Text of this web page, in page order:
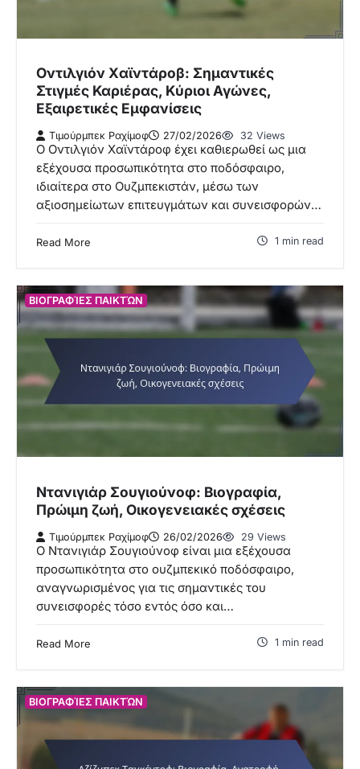
Οντιλγιόν Χαϊντάροβ: Σημαντικές
Στιγμές Καριέρας, Κύριοι Αγώνες,
Εξαιρετικές Εμφανίσεις
Τιμούρμπεκ Ραχίμοφ 27/02/2026 32 Views
Ο Οντιλγιόν Χαϊντάροφ έχει καθιερωθεί ως μια
εξέχουσα προσωπικότητα στο ποδόσφαιρο,
ιδιαίτερα στο Ουζμπεκιστάν, μέσω των
αξιοσημείωτων επιτευγμάτων και συνεισφορών…
Read More 1 min read
ΒΙΟΓΡΑΦΊΕΣ ΠΑΙΚΤΏΝ
Ντανιγιάρ Σουγιούνοφ: Βιογραφία,
Πρώιμη ζωή, Οικογενειακές σχέσεις
Τιμούρμπεκ Ραχίμοφ 26/02/2026 29 Views
Ο Ντανιγιάρ Σουγιούνοφ είναι μια εξέχουσα
προσωπικότητα στο ουζμπεκικό ποδόσφαιρο,
αναγνωρισμένος για τις σημαντικές του
συνεισφορές τόσο εντός όσο και…
Read More 1 min read
ΒΙΟΓΡΑΦΊΕΣ ΠΑΙΚΤΏΝ